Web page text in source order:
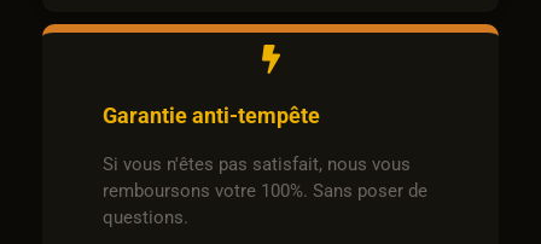
Garantie anti-tempête
Si vous n'êtes pas satisfait, nous vous
remboursons votre 100%. Sans poser de
questions.